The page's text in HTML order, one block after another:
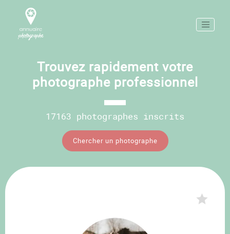
Trouvez rapidement votre
photographe professionnel
17163 photographes inscrits
Chercher un photographe